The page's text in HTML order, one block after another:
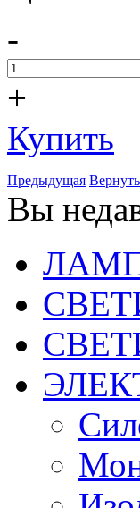
-
+
Купить
Предыдущая
Вы